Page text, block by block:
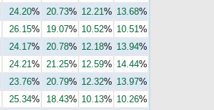
24.20% 20.73% 12.21 % 13.68%
26.15% 19.07% 10.52% 10.51 %
24.17% 20.78% 12.18% 13.94%
24.21 % 21.25% 12.59% 14.44%
23.76% 20.79% 12.32% 13.97%
25.34% 18.43% 10.13% 10.26%